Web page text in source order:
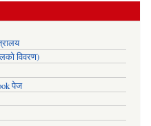
विवरण)
पेज